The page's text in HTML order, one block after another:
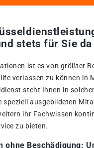
stets für Sie da
ist es von größter
verlassen zu können in
steht Ihnen in
speziell ausgebildeten
ihr Fachwissen
zu bieten.
ohne Beschädigung: